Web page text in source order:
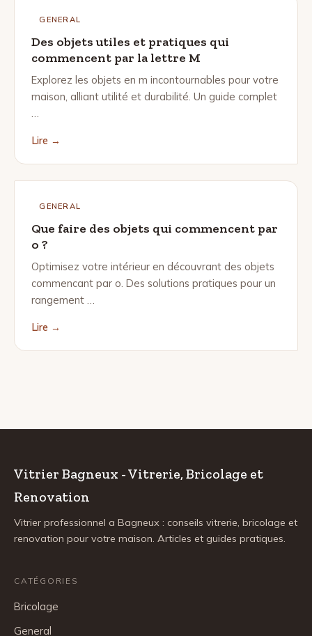
GENERAL
Des objets utiles et pratiques qui
commencent par la lettre M
Explorez les objets en m incontournables pour votre
maison, alliant utilité et durabilité. Un guide complet
…
Lire →
GENERAL
Que faire des objets qui commencent par
o ?
Optimisez votre intérieur en découvrant des objets
commencant par o. Des solutions pratiques pour un
rangement …
Lire →
Vitrier Bagneux - Vitrerie, Bricolage et
Renovation
Vitrier professionnel a Bagneux : conseils vitrerie, bricolage et
renovation pour votre maison. Articles et guides pratiques.
CATÉGORIES
Bricolage
General